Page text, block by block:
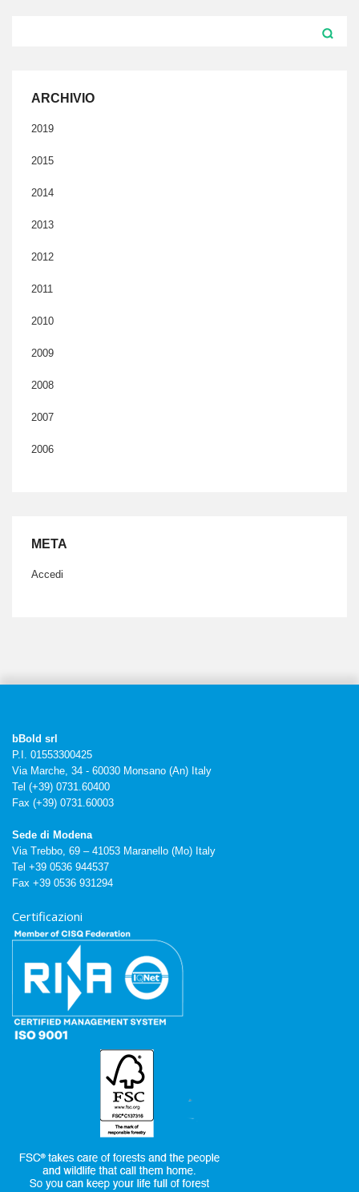
ARCHIVIO
2019
2015
2014
2013
2012
2011
2010
2009
2008
2007
2006
META
Accedi
bBold srl
P.I. 01553300425
Via Marche, 34 - 60030 Monsano (An) Italy
Tel (+39) 0731.60400
Fax (+39) 0731.60003
Sede di Modena
Via Trebbo, 69 – 41053 Maranello (Mo) Italy
Tel +39 0536 944537
Fax +39 0536 931294
Certificazioni